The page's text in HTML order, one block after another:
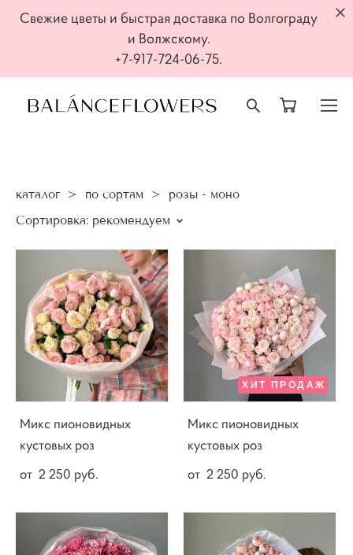
Свежие цветы и быстрая доставка по Волгограду
и Волжскому.
+7-917-724-06-75.
каталог > по сортам >
розы - моно
Сортировка: рекомендуем
Микс пионовидных
кустовых роз
от 2 250 pуб.
ХИТ ПРОДАЖ
Микс пионовидных
кустовых роз
от 2 250 pуб.